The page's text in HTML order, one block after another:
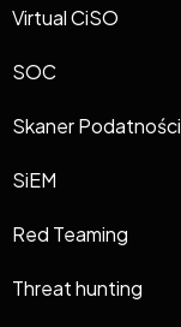
Virtual CiSO
SOC
Skaner Podatności
SiEM
Red Teaming
Threat hunting